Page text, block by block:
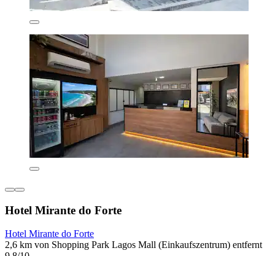
Hotel Mirante do Forte
Hotel Mirante do Forte
2,6 km von Shopping Park Lagos Mall (Einkaufszentrum) entfernt